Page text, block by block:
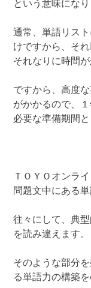
という意味になり
通常、単語リス
けですから、そ
それなりに時間が
ですから、高度
がかかるので、
必要な準備期間
ＴＯＹＯオンラ
問題文中にある
往々にして、典
を読み違えます。
そのような部分
る単語力の構築